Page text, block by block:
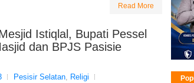
Read More
Istiqlal, Bupati Pessel
dan BPJS Pasisie
Pesisir Selatan, Religi